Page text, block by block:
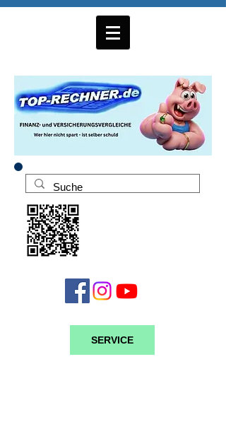
SERVICE